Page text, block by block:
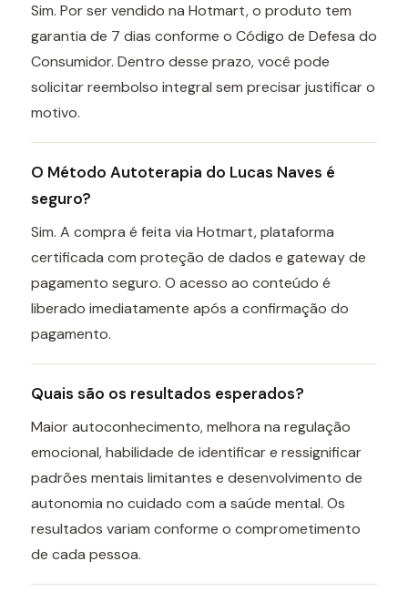
Sim. Por ser vendido na Hotmart, o produto tem
garantia de 7 dias conforme o Código de Defesa do
Consumidor. Dentro desse prazo, você pode
solicitar reembolso integral sem precisar justificar o
motivo.
O Método Autoterapia do Lucas Naves é
seguro?
Sim. A compra é feita via Hotmart, plataforma
certificada com proteção de dados e gateway de
pagamento seguro. O acesso ao conteúdo é
liberado imediatamente após a confirmação do
pagamento.
Quais são os resultados esperados?
Maior autoconhecimento, melhora na regulação
emocional, habilidade de identificar e ressignificar
padrões mentais limitantes e desenvolvimento de
autonomia no cuidado com a saúde mental. Os
resultados variam conforme o comprometimento
de cada pessoa.